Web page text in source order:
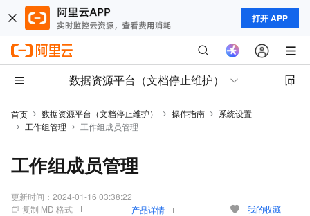
打开 APP
数据资源平台（文档停止维护）
首页 数据资源平台（文档停止维护） 操作指南
系统设置
工作组管理
工作组成员管理
工作组成员管理
更新时间： 2024-01-16 03:38:22
复制 MD 格式
产品详情 我的收藏